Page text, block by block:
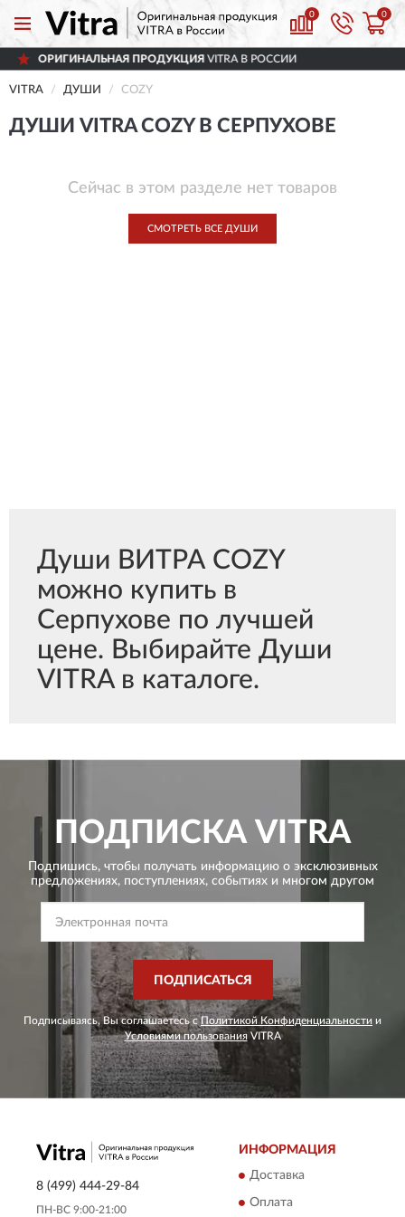
0 0
ПРОДУКЦИЯVITRA В РОССИИ
VITRA ДУШИ COZY
ДУШИ VITRA COZY В СЕРПУХОВЕ
Сейчас в этом разделе нет товаров
СМОТРЕТЬ ВСЕ ДУШИ
Души ВИТРА COZY
можно купить в
Серпухове по лучшей
цене. Выбирайте Души
VITRA в каталоге.
ПОДПИСКА VITRA
Подпишись, чтобы получать информацию о эксклюзивных
предложениях, поступлениях, событиях и многом другом
ПОДПИСАТЬСЯ
Подписываясь, Вы соглашаетесь сПолитикой Конфиденциальности и
Условиями пользованияVITRA
8 (499) 444-29-84
ПН-ВС 9:00-21:00
ИНФОРМАЦИЯ
Доставка
Оплата